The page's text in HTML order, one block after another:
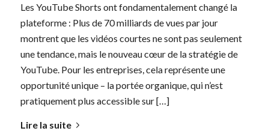
Les YouTube Shorts ont fondamentalement changé la
plateforme : Plus de 70 milliards de vues par jour
montrent que les vidéos courtes ne sont pas seulement
une tendance, mais le nouveau cœur de la stratégie de
YouTube. Pour les entreprises, cela représente une
opportunité unique – la portée organique, qui n’est
pratiquement plus accessible sur […]
Lire la suite